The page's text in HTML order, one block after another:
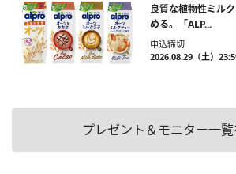
良質な植物性ミル
める。「ALP...
申込締切
2026.08.29（土）
プレゼント＆モニター一